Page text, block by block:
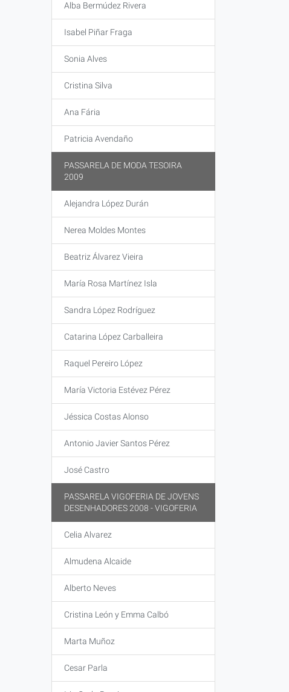
Alba Bermúdez Rivera
Isabel Piñar Fraga
Sonia Alves
Cristina Silva
Ana Fária
Patricia Avendaño
PASSARELA DE MODA TESOIRA
2009
Alejandra López Durán
Nerea Moldes Montes
Beatriz Álvarez Vieira
María Rosa Martínez Isla
Sandra López Rodríguez
Catarina López Carballeira
Raquel Pereiro López
María Victoria Estévez Pérez
Jéssica Costas Alonso
Antonio Javier Santos Pérez
José Castro
PASSARELA VIGOFERIA DE JOVENS
DESENHADORES 2008 - VIGOFERIA
Celia Alvarez
Almudena Alcaide
Alberto Neves
Cristina León y Emma Calbó
Marta Muñoz
Cesar Parla